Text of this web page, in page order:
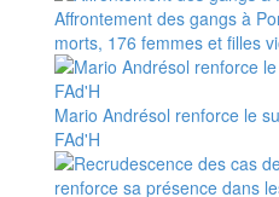
Affrontement des gangs à
morts, 176 femmes et filles
Mario Andrésol renforce le
FAd'H